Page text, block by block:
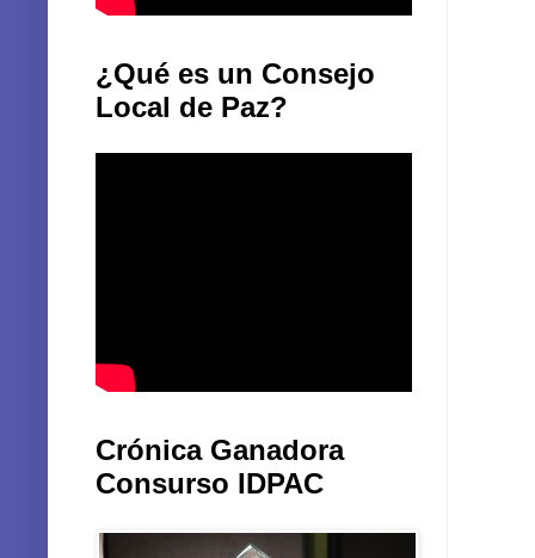
¿Qué es un Consejo
Local de Paz?
Crónica Ganadora
Consurso IDPAC